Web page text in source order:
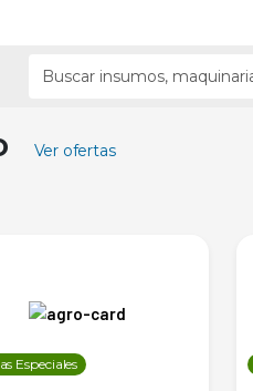
Ver ofertas
Especiales